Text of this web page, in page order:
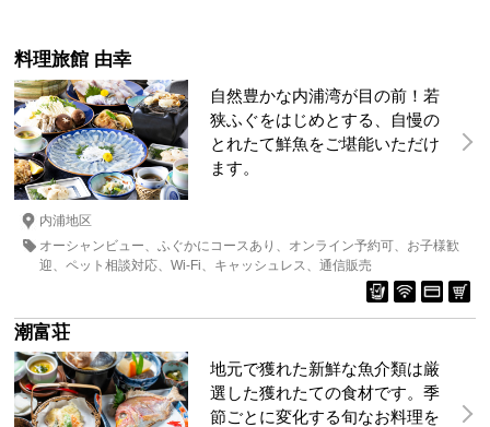
料理旅館 由幸
自然豊かな内浦湾が目の前！若
狭ふぐをはじめとする、自慢の
とれたて鮮魚をご堪能いただけ
ます。
内浦地区
オーシャンビュー
ふぐかにコースあり オンライン予約可
お子様歓
迎
ペット相談対応 Wi-Fi キャッシュレス 通信販売
潮富荘
地元で獲れた新鮮な魚介類は厳
選した獲れたての食材です。季
節ごとに変化する旬なお料理を